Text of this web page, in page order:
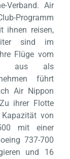
Verband. Air
Programm
ihnen reisen,
sind im
Flüge vom
aus als
führt
Air Nippon
ihrer Flotte
von
mit einer
737-700
und 16